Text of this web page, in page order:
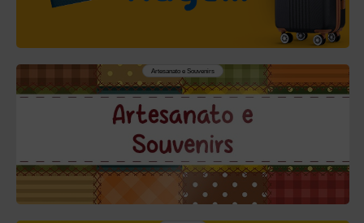
Artesanato e Souvenirs